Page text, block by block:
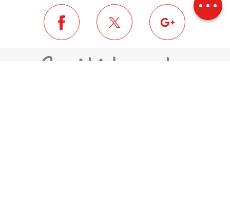
Seguid informados